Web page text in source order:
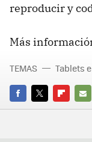
reproducir y
Más
FACEBOOK
TWITTER
E-
TEMAS Tablets